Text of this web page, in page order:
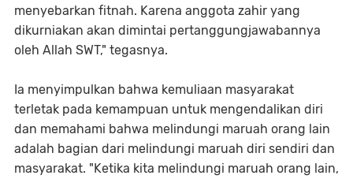
menyebarkan fitnah. Karena anggota zahir yang
dikurniakan akan dimintai pertanggungjawabannya
oleh Allah SWT," tegasnya.
Ia menyimpulkan bahwa kemuliaan masyarakat
terletak pada kemampuan untuk mengendalikan diri
dan memahami bahwa melindungi maruah orang lain
adalah bagian dari melindungi maruah diri sendiri dan
masyarakat. "Ketika kita melindungi maruah orang lain,